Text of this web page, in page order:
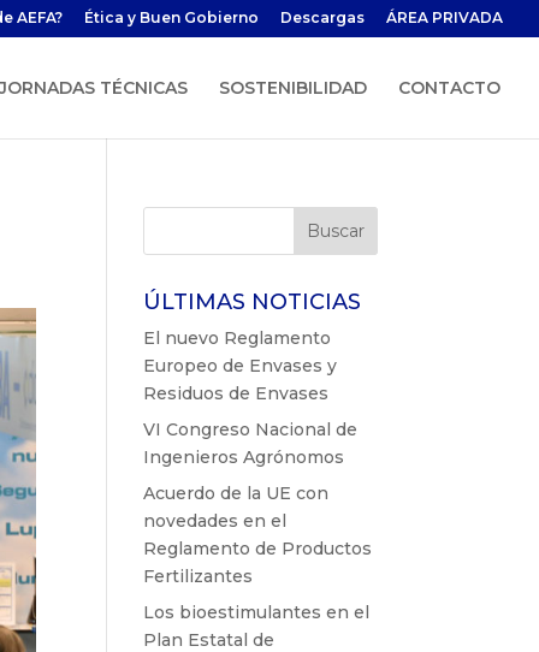
AEFA? Ética y Buen Gobierno Descargas ÁREA PRIVADA
JORNADAS TÉCNICAS SOSTENIBILIDAD CONTACTO
ÚLTIMAS NOTICIAS
El nuevo Reglamento
Europeo de Envases y
Residuos de Envases
VI Congreso Nacional de
Ingenieros Agrónomos
Acuerdo de la UE con
novedades en el
Reglamento de Productos
Fertilizantes
Los bioestimulantes en el
Plan Estatal de